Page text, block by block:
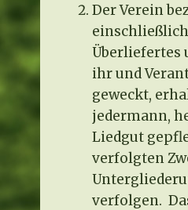
Der Verein
Überliefertes
ihr und
geweckt,
jedermann,
Liedgut
verfolgten
verfolgen.